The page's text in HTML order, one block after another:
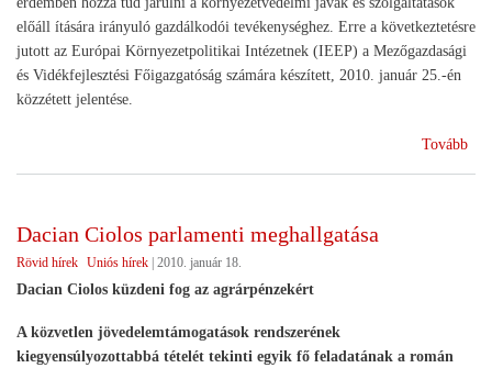
előáll ítására irányuló gazdálkodói tevékenységhez. Erre a következtetésre
jutott az Európai Környezetpolitikai Intézetnek (IEEP) a Mezőgazdasági
és Vidékfejlesztési Főigazgatóság számára készített, 2010. január 25.-én
közzétett jelentése.
Tovább
Dacian Ciolos parlamenti meghallgatása
Rövid hírek Uniós hírek 2010. január 18.
Dacian Ciolos küzdeni fog az agrárpénzekért
A közvetlen jövedelemtámogatások rendszerének
kiegyensúlyozottabbá tételét tekinti egyik fő feladatának a román